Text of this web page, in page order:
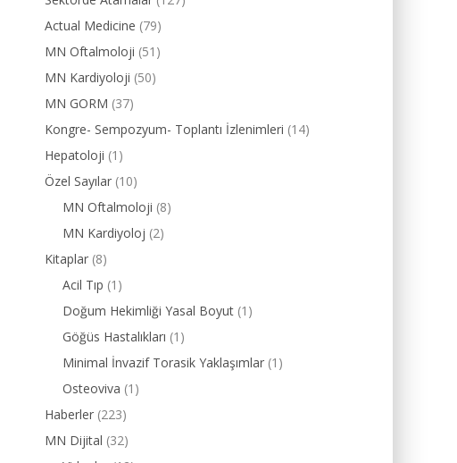
Actual Medicine (79)
MN Oftalmoloji (51)
MN Kardiyoloji (50)
MN GORM (37)
Kongre- Sempozyum- Toplantı İzlenimleri (14)
Hepatoloji (1)
Özel Sayılar (10)
MN Oftalmoloji (8)
MN Kardiyoloj (2)
Kitaplar (8)
Acil Tıp (1)
Doğum Hekimliği Yasal Boyut (1)
Göğüs Hastalıkları (1)
Minimal İnvazif Torasik Yaklaşımlar (1)
Osteoviva (1)
Haberler (223)
MN Dijital (32)